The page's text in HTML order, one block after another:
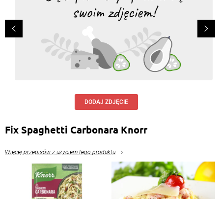
DODAJ ZDJĘCIE
Fix Spaghetti Carbonara Knorr
Więcej przepisów z użyciem tego produktu